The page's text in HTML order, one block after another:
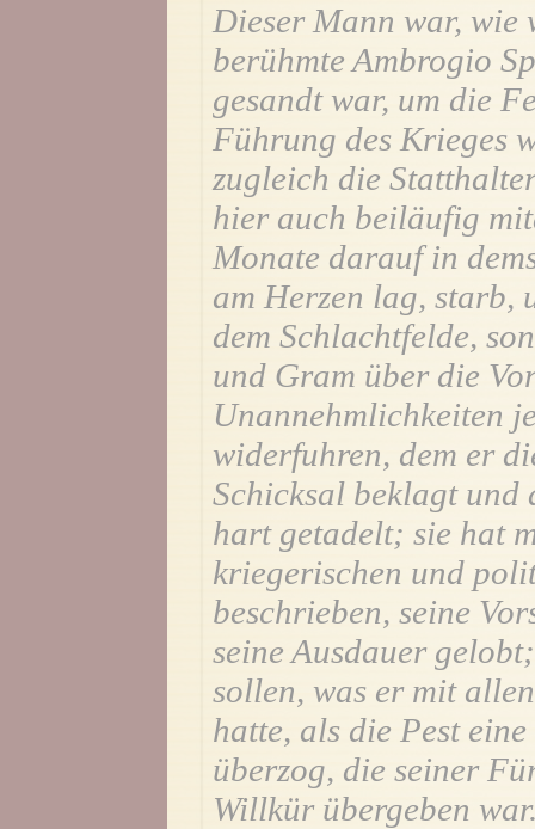
Dieser Mann war, wie
berühmte Ambrogio
gesandt war, um die
Führung des Krieges
zugleich die
hier auch beiläufig
Monate darauf in
am Herzen lag, starb,
dem Schlachtfelde,
und Gram über die
Unannehmlichkeiten
widerfuhren, dem er
Schicksal beklagt und
hart getadelt; sie hat
kriegerischen und
beschrieben, seine
seine Ausdauer
sollen, was er mit
hatte, als die Pest
überzog, die seiner
Willkür übergeben